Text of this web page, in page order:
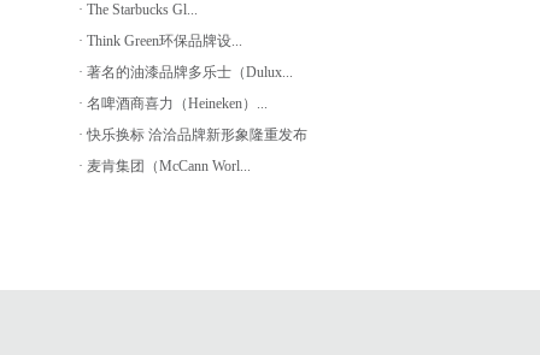
· The Starbucks Gl...
· Think Green环保品牌设...
· 著名的油漆品牌多乐士（Dulux...
· 名啤酒商喜力（Heineken）...
· 快乐换标 洽洽品牌新形象隆重发布
· 麦肯集团（McCann Worl...